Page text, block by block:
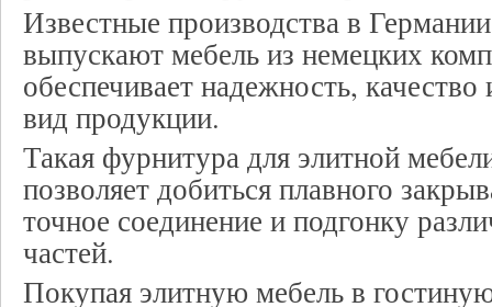
Известные производства в
выпускают мебель из немецких
обеспечивает надежность,
вид продукции.
Такая фурнитура для элитной
позволяет добиться плавного
точное соединение и подгонку
частей.
Покупая элитную мебель в